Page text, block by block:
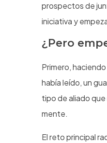
prospectos de
iniciativa y
¿Pero
Primero,
había leído, un
tipo de aliado
mente.
El reto principal